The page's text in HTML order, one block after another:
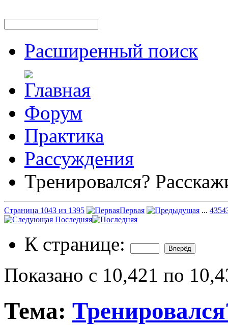
Расширенный поиск
Форум
Практика
Рассуждения
Тренировался?
Страница 1043 из 1395 Первая ... 43
Последняя
К странице:
Показано с 10,421 по
Тема: